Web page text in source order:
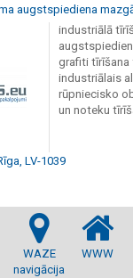
augstspiediena
industriālā
grafiti tīrīšana
industriālais
rūpniecisko
un noteku
LV-1039
WAZE
navigācija
WWW